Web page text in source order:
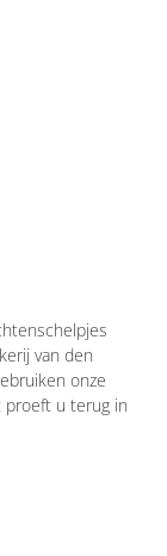
van den
onze
proeft u terug in